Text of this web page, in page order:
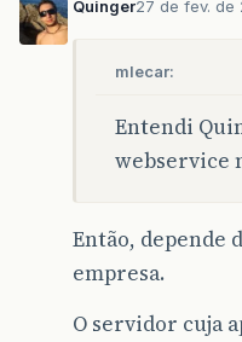
Quinger27 de fev. de
mlecar:
Entendi
webservice
Então, depende
empresa.
O servidor cuja